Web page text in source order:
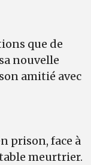
que de
nouvelle
amitié avec
prison, face à
meurtrier.